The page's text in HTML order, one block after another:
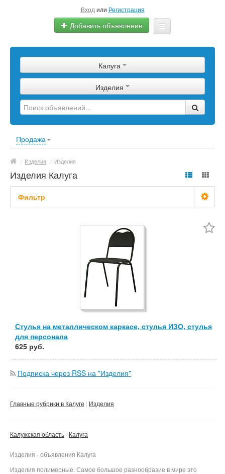
Вход или Регистрация
Добавить объявление
Сырье
Изделия
Оборудование
Калуга
Изделия
Продажа
/ Изделия / Изделия
Изделия Калуга
Фильтр
Применить Сбросить фильтр
Стулья на металлическом каркасе, стулья ИЗО, стулья
для персонала
625 руб.
Подписка через RSS на "Изделия"
Главные рубрики в Калуге Изделия
Калужская область Калуга
Изделия - объявления Калуга
Изделия полимерные. Самое большое разнообразие в мире это